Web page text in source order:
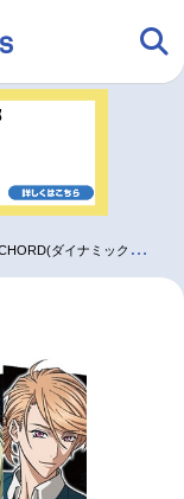
アーズ」メンバーが勢ぞろいしたアニメビジュアル到着！